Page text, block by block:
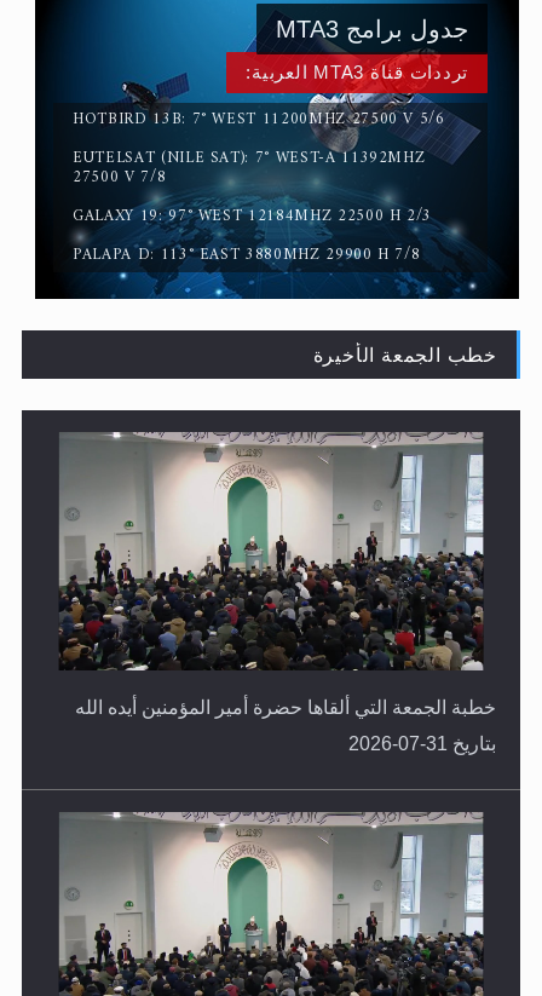
القرآن قاضٍ وحكمٌ على السنة ومهيمنٌ عليها.. ليس العكس
لا ناسخ ولا منسوخ في القرآن الكريم
ترددات قناة MTA3 العربية:
HOTBIRD 13B: 7° WEST 11200MHZ 27500 V 5/6
EUTELSAT (NILE SAT): 7° WEST-A 11392MHZ
27500 V 7/8
GALAXY 19: 97° WEST 12184MHZ 22500 H 2/3
PALAPA D: 113° EAST 3880MHZ 29900 H 7/8
جدول برامج MTA3
خطب الجمعة الأخيرة
خطبة الجمعة التي ألقاها حضرة أمير المؤمنين أيده الله
بتاريخ 31-07-2026